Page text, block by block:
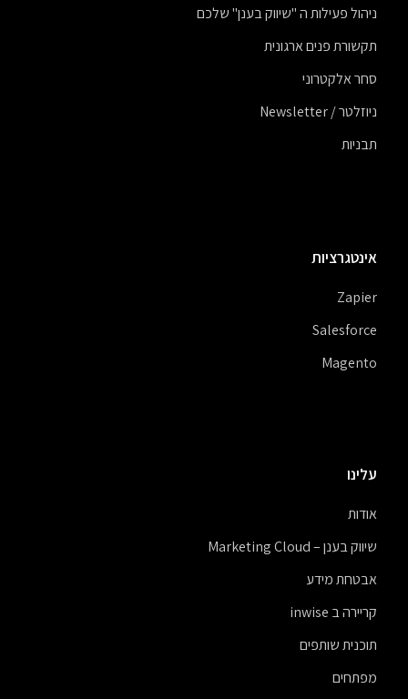
ניהול פעילות ה "שיווק בענן" שלכם
תקשורת פנים ארגונית
סחר אלקטרוני
ניוזלטר / Newsletter
תבניות
אינטגרציות
Zapier
Salesforce
Magento
עלינו
אודות
שיווק בענן – Marketing Cloud
אבטחת מידע
קריירה ב inwise
תוכנית שותפים
מפתחים